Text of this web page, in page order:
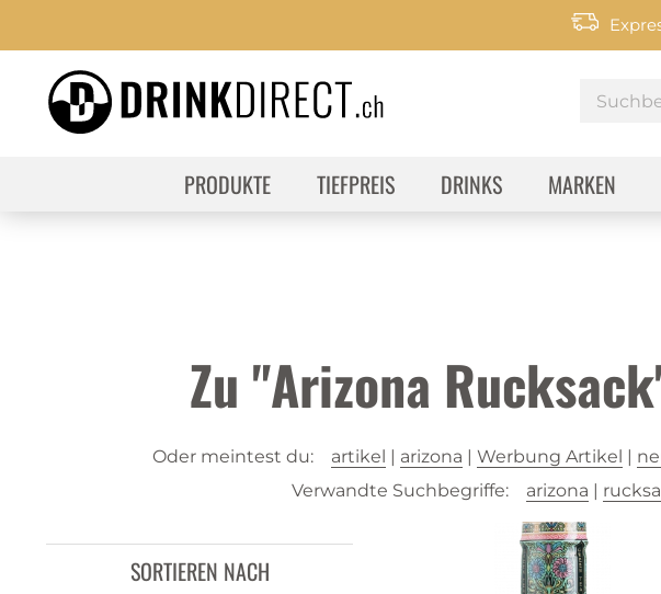
PRODUKTE TIEFPREIS DRINKS MARKEN
Zu "Arizona
Oder meintest du: artikel | arizona | Werbung Artikel |
Verwandte Suchbegriffe:
arizona |
SORTIEREN NACH